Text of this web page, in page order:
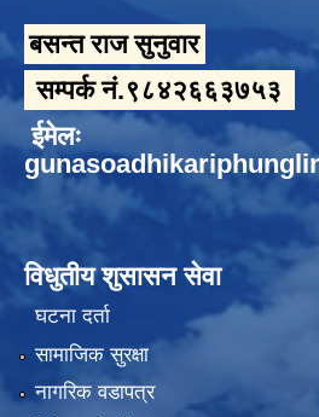
बसन्त राज सुनुवार
सम्पर्क नं.९८४२६६३७५३
ईमेलः
विधुतीय शुसासन सेवा
घटना दर्ता
सामाजिक सुरक्षा
नागरिक वडापत्र